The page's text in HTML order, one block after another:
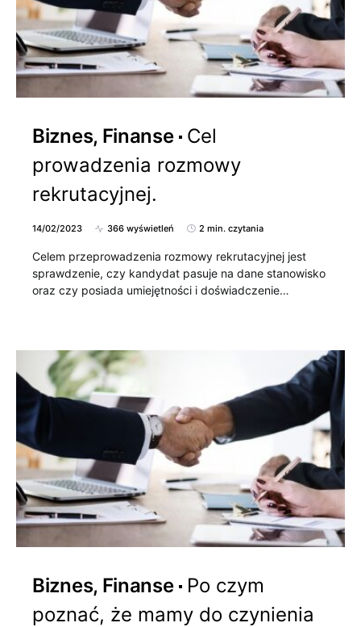
Biznes, Finanse
Cel
prowadzenia rozmowy
rekrutacyjnej.
14/02/2023 366 wyświetleń 2 min. czytania
Celem przeprowadzenia rozmowy rekrutacyjnej jest
sprawdzenie, czy kandydat pasuje na dane stanowisko
oraz czy posiada umiejętności i doświadczenie…
Biznes, Finanse
Po czym
poznać, że mamy do czynienia